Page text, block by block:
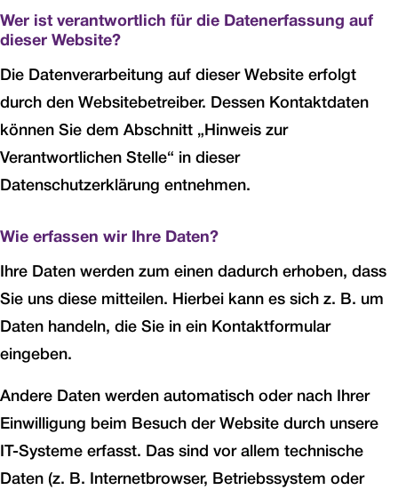
Wer ist verantwortlich für die Datenerfassung auf
dieser Website?
Die Datenverarbeitung auf dieser Website erfolgt
durch den Websitebetreiber. Dessen Kontaktdaten
können Sie dem Abschnitt „Hinweis zur
Verantwortlichen Stelle“ in dieser
Datenschutzerklärung entnehmen.
Wie erfassen wir Ihre Daten?
Ihre Daten werden zum einen dadurch erhoben, dass
Sie uns diese mitteilen. Hierbei kann es sich z. B. um
Daten handeln, die Sie in ein Kontaktformular
eingeben.
Andere Daten werden automatisch oder nach Ihrer
Einwilligung beim Besuch der Website durch unsere
IT-Systeme erfasst. Das sind vor allem technische
Daten (z. B. Internetbrowser, Betriebssystem oder